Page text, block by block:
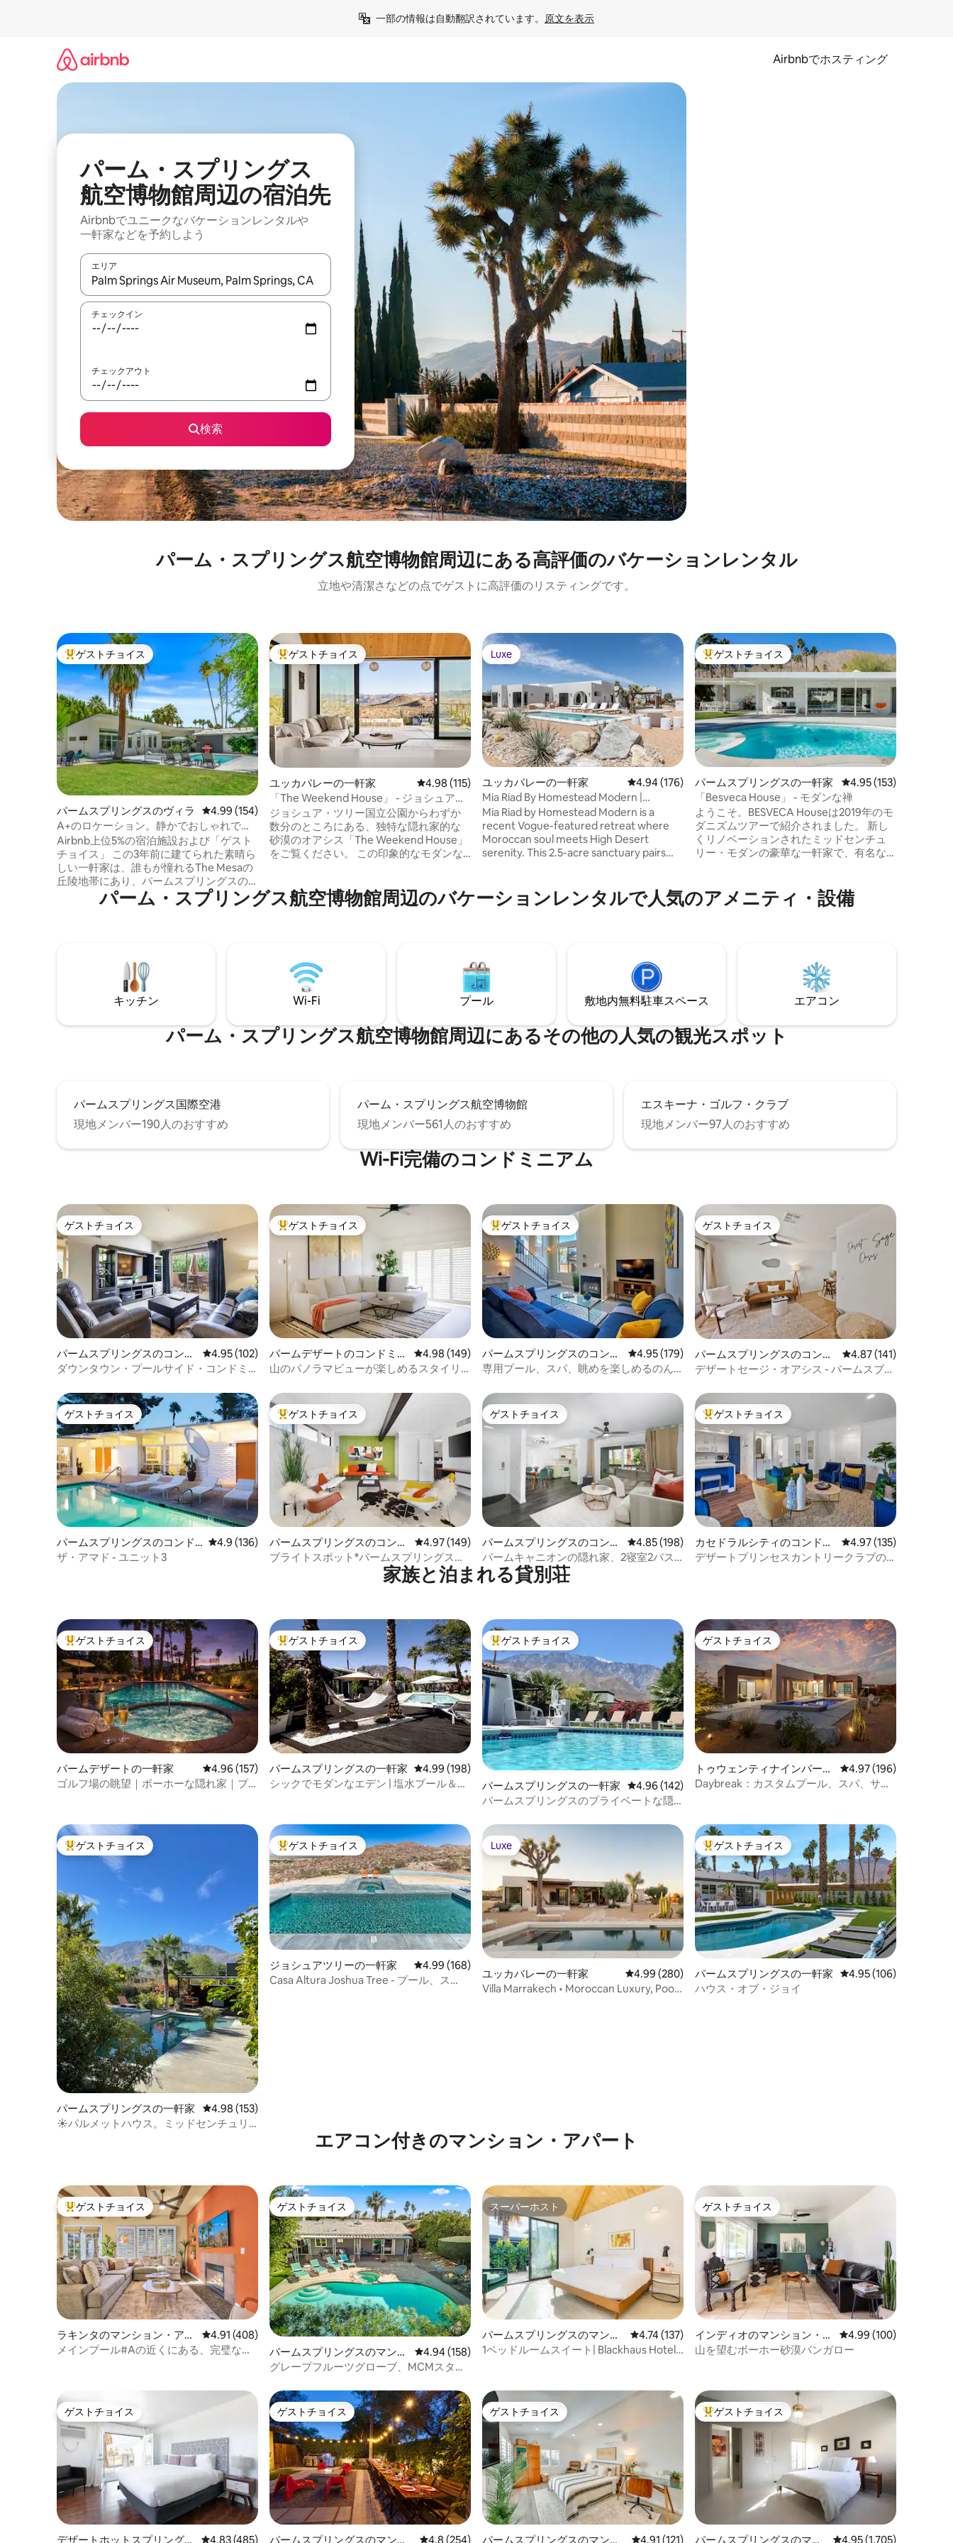
一部の情報は自動翻訳されています。 原文を表示
Airbnbでホスティング
パーム・スプリングス
航空博物館⁠周⁠辺⁠の宿⁠泊⁠先
Airbnbでユニークなバ⁠ケ⁠ー⁠シ⁠ョ⁠ンレ⁠ン⁠タ⁠ルや
一⁠軒⁠家な⁠ど⁠を予⁠約⁠し⁠よ⁠う
エリア
検索結果が表示されたら、上下の矢印キーを使って移動するか、画面をタッチまたはスワイプして検索結果を確認することができます。
チェックイン
チェックアウト
検索
パーム・スプリングス航空博物館⁠周⁠辺⁠に⁠あ⁠る高⁠評⁠価⁠のバ⁠ケ⁠ー⁠シ⁠ョ⁠ン⁠レ⁠ン⁠タ⁠ル
立地や清潔さなどの点でゲストに高評価のリスティングです。
大好評のゲストチョイスです。
ゲストチョイス
パームスプリングスのヴィラ レビュー154件、5つ星中4.99つ星の平均評価
4.99 (154)
A+のロケーション。静かでおしゃれでプ
ライベート。ダウンタウン近く
Airbnb上位5%の宿泊施設および「ゲスト
チョイス」 この3年前に建てられた素晴ら
しい一軒家は、誰もが憧れるThe Mesaの
丘陵地帯にあり、パームスプリングスの
ダウンタウンの人気スポットからわずか
数分の距離にあります。ミッドセンチュ
戸、ボッシュ製家電、展示会レベルの美
術品、2台収納可能なガレージ、低床式の
リビングルーム、ファイヤーピット、屋
外ソファ／ダイニングエリア、塩水プー
ル、ジャグジーが備わっています。高級
感、エレガンス、プライバシーを兼ね備
えています。地元の5⭐️オーナーが運営し
大好評のゲストチョイスです。
ゲストチョイス
ユッカバレーの一軒家 レビュー115件、5つ星中4.98つ星の平均評価
4.98 (115)
「The Weekend House」 - ジョシュアツ
リー
ジョシュア・ツリー国立公園からわずか
数分のところにある、独特な隠れ家的な
砂漠のオアシス「The Weekend House」
をご覧ください。 この印象的なモダンな
す。10エーカーの広大な砂漠の中にあ
り、ほかの人々に邪魔されることのない
アメニティ・設備を備えたリラクゼーシ
ョンスペースとして設計されています。
このプライベートな場所は、ロマンチッ
クな休暇や、友人や家族との思い出に残
Luxe
Luxe
ユッカバレーの一軒家 レビュー176件、5つ星中4.94つ星の平均評価
4.94 (176)
Mia Riad By Homestead Modern |
Featured in Vogue
Mia Riad by Homestead Modern is a
recent Vogue-featured retreat where
Moroccan soul meets High Desert
serenity. This 2.5-acre sanctuary pairs
create a transportive experience for
design lovers and slow travelers alike.
大好評のゲストチョイスです。
ゲストチョイス
パームスプリングスの一軒家 レビュー153件、5つ
4.95 (153)
「Besveca House」 - モダンな禅
ようこそ。BESVECA Houseは2019年のモ
ダニズムツアーで紹介されました。 新し
くリノベーションされたミッドセンチュ
リー・モダンの豪華な一軒家で、有名な
ムの広々としたオープンフロアのこのお
家は、どこから見ても大自然を感じるこ
ピット、BBQ、ボッチェボールコート、
屋外ダイニングエリア、星空観賞デッキ
があります。（パームスプリングス市ID
#3913） この宿泊施設全体、敷地、パティ
パーム・スプリングス航空博物館⁠周⁠辺⁠のバ⁠ケ⁠ー⁠シ⁠ョ⁠ン⁠レ⁠ン⁠タ⁠ル⁠で人⁠気⁠のア⁠メ⁠ニ⁠テ⁠ィ⁠・⁠設⁠備
キッチン Wi-Fi プール 敷地内無料駐⁠車ス⁠ペ⁠ー⁠ス エアコン
パーム・スプリングス航空博物館⁠周⁠辺⁠に⁠あ⁠るそ⁠の⁠他⁠の人⁠気⁠の観⁠光⁠ス⁠ポ⁠ッ⁠ト
パームスプリングス国際空港
現地メンバー190人のおすすめ
パーム・スプリングス航空博物館
現地メンバー561人のおすすめ
エスキーナ・ゴルフ・クラブ
現地メンバー97人のおすすめ
Wi-Fi完備のコンドミニアム
ゲストチョイス
ゲストチョイス
パームスプリングスのコンド
ミニアム
レビュー102件、5つ星中4.95つ星の平均評価
4.95 (102)
ダウンタウン・プールサイド・コンドミ
大好評のゲストチョイスです。
ゲストチョイス
パームデザートのコンドミニ
アム
レビュー149件、5つ星中4.98つ星の平均評価
4.98 (149)
山のパノラマビューが楽しめるスタイリ
大好評のゲストチョイスです。
ゲストチョイス
パームスプリングスのコンド
ミニアム
レビュー179件、5つ星中4.95つ星の平均評価
4.95 (179)
専用プール、スパ、眺めを楽しめるのん
ゲストチョイス
ゲストチョイス
パームスプリングスのコンド
ミニアム
レビュー141件、5つ
4.87 (141)
デザートセージ・オアシス - パームスプリ
ゲストチョイス
ゲストチョイス
パームスプリングスのコンド
ミニアム
レビュー136件、5つ星中4.9つ星の平均評価
4.9 (136)
ザ・アマド - ユニット3
大好評のゲストチョイスです。
ゲストチョイス
パームスプリングスのコンド
ミニアム
レビュー149件、5つ星中4.97つ星の平均評価
4.97 (149)
ブライトスポット*パームスプリングス、
ゲストチョイス
ゲストチョイス
パームスプリングスのコンド
ミニアム
レビュー198件、5つ星中4.85つ星の平均評価
4.85 (198)
パームキャニオンの隠れ家、2寝室2バス
ルーム、プールとパティオ付き
大好評のゲストチョイスです。
ゲストチョイス
カセドラルシティのコンドミ
ニアム
レビュー135件、5つ
4.97 (135)
デザートプリンセスカントリークラブの
家族と泊まれる貸別荘
大好評のゲストチョイスです。
ゲストチョイス
パームデザートの一軒家 レビュー157件、5つ星中4.96つ星の平均評価
4.96 (157)
ゴルフ場の眺望｜ボーホーな隠れ家｜プ
大好評のゲストチョイスです。
ゲストチョイス
パームスプリングスの一軒家 レビュー198件、5つ星中4.99つ星の平均評価
4.99 (198)
シックでモダンなエデン | 塩水プール＆ス
大好評のゲストチョイスです。
ゲストチョイス
パームスプリングスの一軒家 レビュー142件、5つ星中4.96つ星の平均評価
4.96 (142)
パームスプリングスのプライベートな隠
ゲストチョイス
ゲストチョイス
トゥウェンティナインパーム
スの一軒家
レビュー196件、5つ
4.97 (196)
Daybreak：カスタムプール、スパ、サウ
大好評のゲストチョイスです。
ゲストチョイス
パームスプリングスの一軒家 レビュー153件、5つ星中4.98つ星の平均評価
4.98 (153)
☀パルメットハウス。ミッドセンチュリ
大好評のゲストチョイスです。
ゲストチョイス
ジョシュアツリーの一軒家 レビュー168件、5つ星中4.99つ星の平均評価
4.99 (168)
Casa Altura Joshua Tree - プール、ス
Luxe
Luxe
ユッカバレーの一軒家 レビュー280件、5つ星中4.99つ星の平均評価
4.99 (280)
Villa Marrakech • Moroccan Luxury, Pool
大好評のゲストチョイスです。
ゲストチョイス
パームスプリングスの一軒家 レビュー106件、5つ
4.95 (106)
ハウス・オブ・ジョイ
エアコン付きのマンション・アパート
大好評のゲストチョイスです。
ゲストチョイス
ラキンタのマンション・アパ
ート
レビュー408件、5つ星中4.91つ星の平均評価
4.91 (408)
メインプール#Aの近くにある、完璧なロ
ゲストチョイス
ゲストチョイス
パームスプリングスのマンシ
ョン・アパート
レビュー158件、5つ星中4.94つ星の平均評価
4.94 (158)
グレープフルーツグローブ、MCMスタイ
スーパーホスト
スーパーホスト
パームスプリングスのマンシ
ョン・アパート
レビュー137件、5つ星中4.74つ星の平均評価
4.74 (137)
1ベッドルームスイート| Blackhaus Hotel
ゲストチョイス
ゲストチョイス
インディオのマンション・ア
パート
レビュー100件、5つ
4.99 (100)
山を望むボーホー砂漠バンガロー
ゲストチョイス
ゲストチョイス
デザートホットスプリングス レビュー485件、5つ星中4.83つ星の平均評価
4.83 (485)
ゲストチョイス
ゲストチョイス
パームスプリングスのマンシ レビュー254件、5つ星中4.8つ星の平均評価
4.8 (254)
ゲストチョイス
ゲストチョイス
パームスプリングスのマンシ レビュー121件、5つ星中4.91つ星の平均評価
4.91 (121)
大好評のゲストチョイスです。
ゲストチョイス
パームスプリングスのマン レビュー1,705件、5つ
4.95 (1,705)